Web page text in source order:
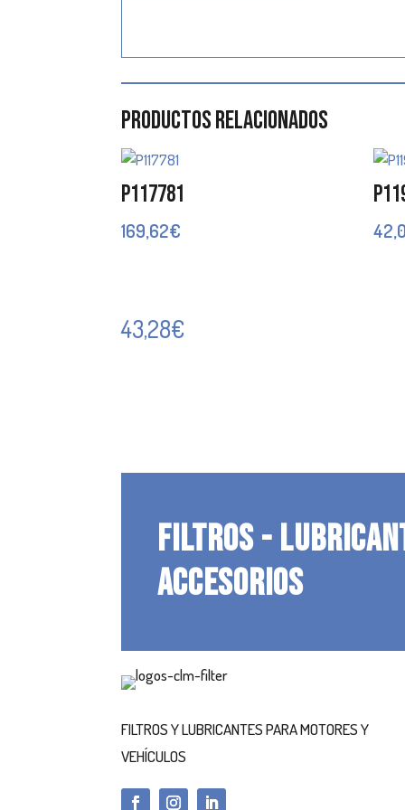
Productos relacionados
P117781
169,62€
43,28€
FILTROS -
ACCESORIOS
FILTROS Y LUBRICANTES PARA MOTORES Y
VEHÍCULOS